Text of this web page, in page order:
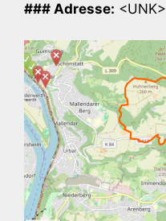
### Adresse: <UNK>